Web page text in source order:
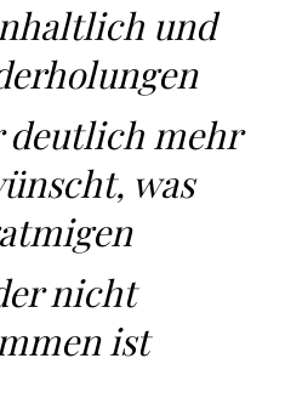
und
mehr
was
nicht
ist